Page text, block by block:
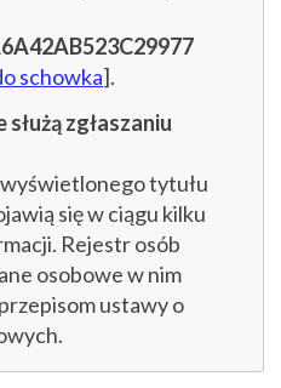
schowka].
zgłaszaniu
tytułu
się w ciągu kilku
Rejestr osób
osobowe w nim
ustawy o